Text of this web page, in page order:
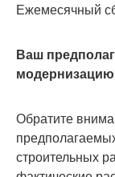
Ежемесячный
Ваш
Обратите
строительных